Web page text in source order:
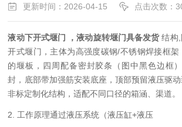
更新时间：2026-04-15 点击次数：
液动下开式堰门 ，液动旋转堰门具备发货 结构
开式堰门，主体为高强度碳钢/不锈钢焊接框
的堰板，四周配备密封胶条（图中黑色边框
封，底部带加强筋安装底座，顶部预留液压驱
非标定制化结构，适配不同口径的箱涵、渠道。
2. 工作原理通过液压系统（液压缸+液压